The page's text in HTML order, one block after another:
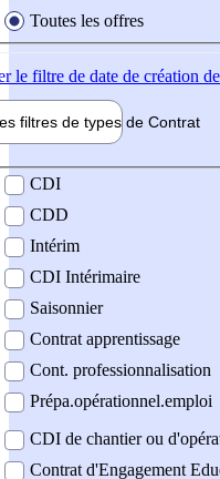
Toutes les offres
le filtre de date de création
filtres de types de Contrat
contrat
CDI
CDD
Intérim
CDI Intérimaire
Saisonnier
Contrat apprentissage
Cont. professionnalisation
Prépa.opérationnel.emploi
CDI de chantier ou
Contrat d'Engagement